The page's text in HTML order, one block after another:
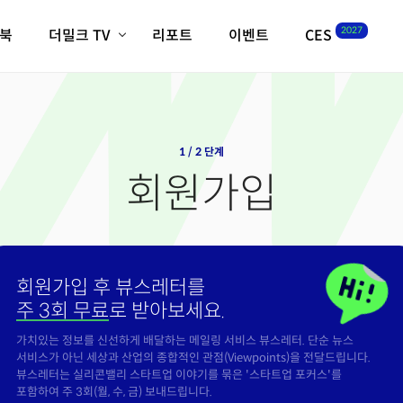
더밀크 TV
크리스의 뉴욕 시그널
밸리토크
리포트 이벤트 CES 2027
1 / 2 단계
회원가입
회원가입 후 뷰스레터를
주 3회 무료로 받아보세요.
가치있는 정보를 신선하게 배달하는 메일링 서비스 뷰스레터. 단순 뉴스
서비스가 아닌 세상과 산업의 종합적인 관점(Viewpoints)을 전달드립니다.
뷰스레터는 실리콘밸리 스타트업 이야기를 묶은 '스타트업 포커스'를
포함하여 주 3회(월, 수, 금) 보내드립니다.